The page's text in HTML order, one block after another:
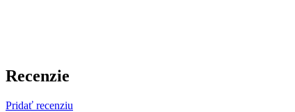
Recenzie
Pridať recenziu